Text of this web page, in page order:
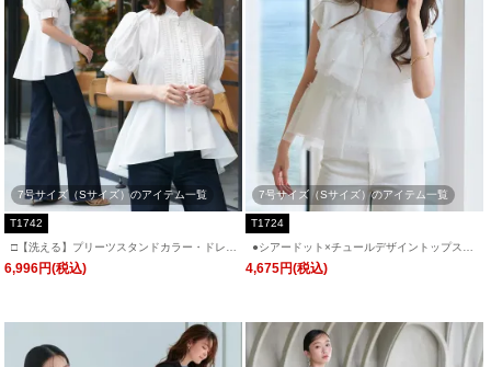
7号サイズ（Sサイズ）のアイテム一覧
T1742
□【洗える】プリーツスタンドカラー・ドレス
オーバーブラウス「T1742」/ 学校行事・通
6,996円(税込)
7号サイズ（Sサイズ）のアイテム一覧
T1724
●シアードット×チュールデザイントップス
「T1724」/ 学校行事・通勤・ビジネス・オフ
4,675円(税込)